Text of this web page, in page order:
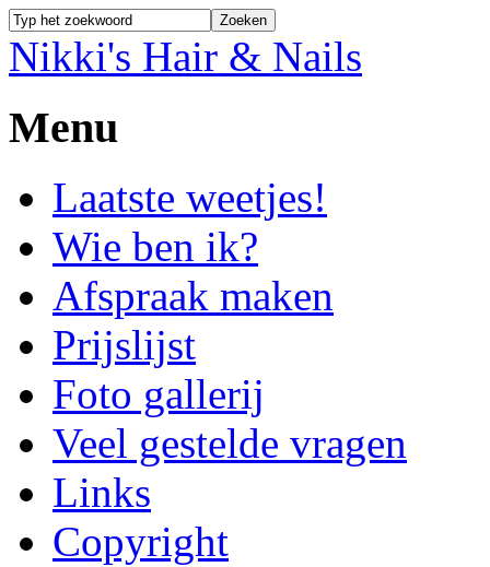
Nikki's Hair & Nails
Menu
Laatste weetjes!
Wie ben ik?
Afspraak maken
Prijslijst
Foto gallerij
Veel gestelde vragen
Links
Copyright